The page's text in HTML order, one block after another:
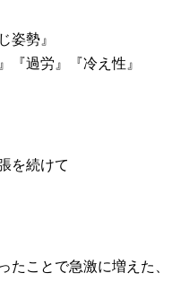
姿勢』
『過労』『冷え性』
を続けて
たことで急激に増えた、